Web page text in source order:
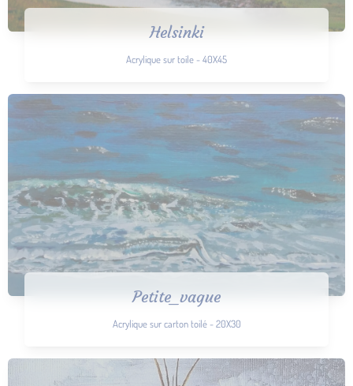
Helsinki
Acrylique sur toile - 40X45
Petite_vague
Acrylique sur carton toilé - 20X30